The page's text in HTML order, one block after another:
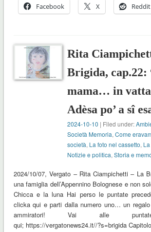
Facebook X Reddit
Rita
Brigida, cap.22:
mama… in
Adèsa po’ a sî
2024-10-10 | Filed under:
Società Memoria,Come
società, La foto nel cassetto,
Notizie e politica,Storia e
2024/10/07, Vergato – Rita Ciampichetti – La
una famiglia dell’Appennino Bolognese e non
Chicca e la luna Hai perso le puntate
clicka qui e parti dalla numero uno… un
ammiratori! Vai alle
qui; https://vergatonews24.it//?s=brigida